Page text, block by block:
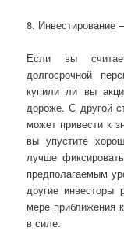
8.
Если вы
долгосрочной
купили ли вы
дороже. С другой
может привести к
вы упустите
лучше
предполагаемым
другие
мере приближения
в силе.